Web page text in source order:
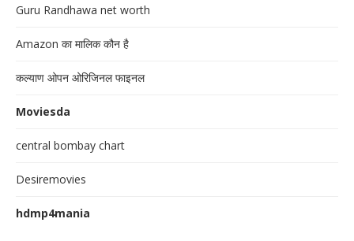
Guru Randhawa net worth
Amazon का मालिक कौन है
कल्याण ओपन ओरिजिनल फाइनल
Moviesda
central bombay chart
Desiremovies
hdmp4mania